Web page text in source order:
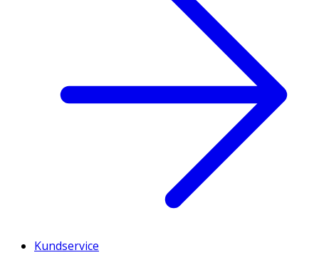
Kundservice